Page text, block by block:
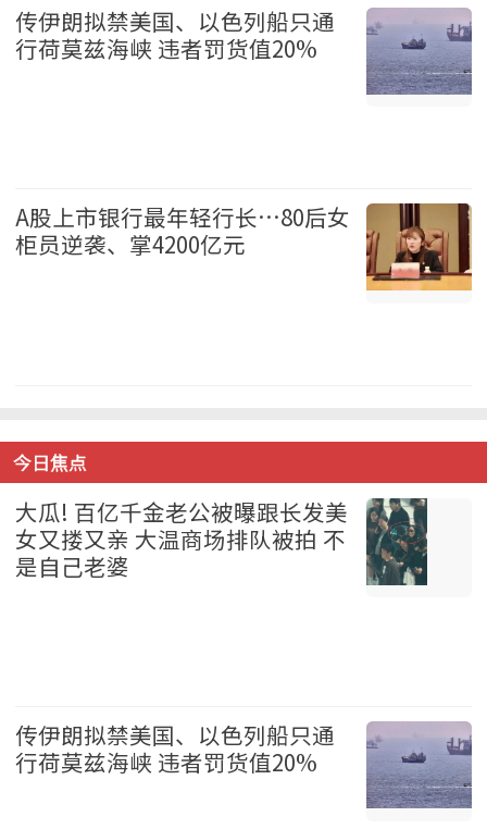
传伊朗拟禁美国、以色列船只通
行荷莫兹海峡 违者罚货值20%
A股上市银行最年轻行长…80后女
柜员逆袭、掌4200亿元
今日焦点
大瓜! 百亿千金老公被曝跟长发美
女又搂又亲 大温商场排队被拍 不
是自己老婆
传伊朗拟禁美国、以色列船只通
行荷莫兹海峡 违者罚货值20%